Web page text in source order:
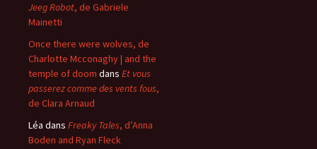
Jeeg Robot, de Gabriele
Mainetti
Once there were wolves, de
Charlotte Mcconaghy | and the
temple of doom dans Et vous
passerez comme des vents fous,
de Clara Arnaud
Léa dans Freaky Tales, d’Anna
Boden and Ryan Fleck